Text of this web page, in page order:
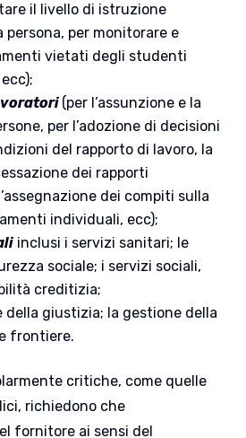
il livello di istruzione
persona, per monitorare e
vietati degli studenti
(per l’assunzione e la
per l’adozione di decisioni
del rapporto di lavoro, la
dei rapporti
dei compiti sulla
individuali, ecc);
inclusi i servizi sanitari; le
sociale; i servizi sociali,
creditizia;
della giustizia; la gestione della
frontiere.
critiche, come quelle
richiedono che
fornitore ai sensi del